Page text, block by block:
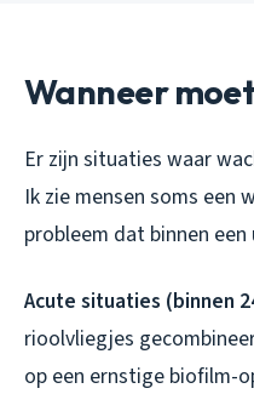
Wanneer
Er zijn situaties waar
Ik zie mensen soms een
probleem dat binnen
Acute situaties (binnen
rioolvliegjes
op een ernstige biofilm-